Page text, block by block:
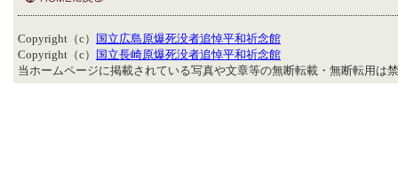
Copyright（c）
国立広島原爆死没者追悼平和祈念館
Copyright（c）
国立長崎原爆死没者追悼平和祈念館
当ホームページに掲載されている写真や文章等の無断転載・無断転用は